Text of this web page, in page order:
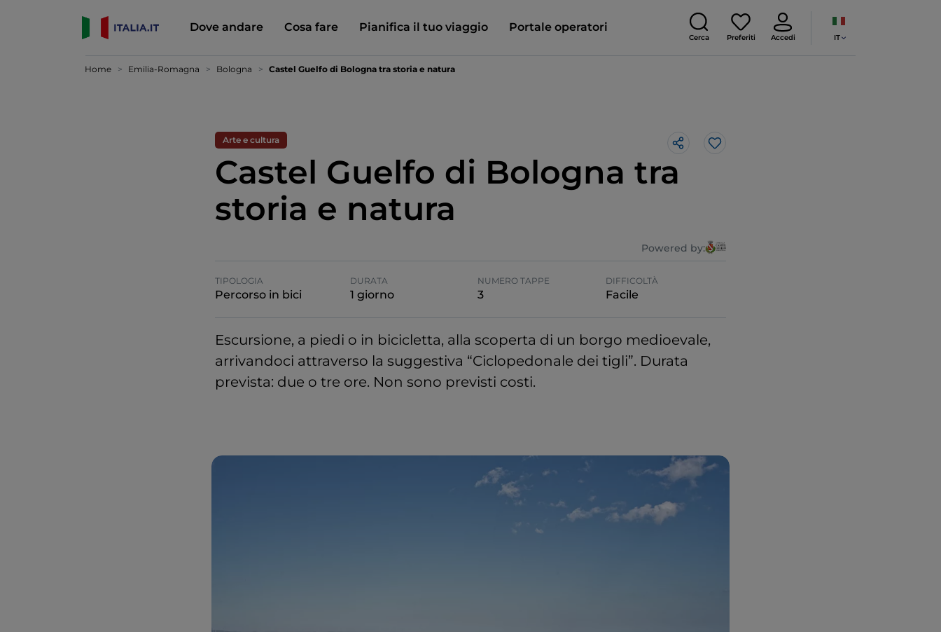
Dove andare Cosa fare Pianifica il tuo viaggio Portale operatori
Cerca Preferiti Accedi IT
Home Emilia-Romagna Bologna Castel Guelfo di Bologna tra storia e natura
Arte e cultura
Castel Guelfo di Bologna tra
storia e natura
Powered by:
TIPOLOGIA
Percorso in bici
DURATA
1 giorno
NUMERO TAPPE
3
DIFFICOLTÀ
Facile
Escursione, a piedi o in bicicletta, alla scoperta di un borgo medioevale,
arrivandoci attraverso la suggestiva “Ciclopedonale dei tigli”. Durata
prevista: due o tre ore. Non sono previsti costi.
Like